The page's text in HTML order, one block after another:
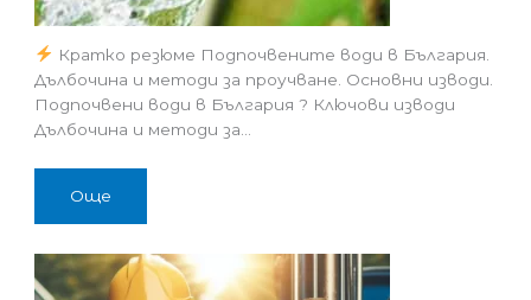
Кратко резюме Подпочвените води в България.
Дълбочина и методи за проучване. Основни изводи.
Подпочвени води в България ? Ключови изводи
Дълбочина и методи за…
Още